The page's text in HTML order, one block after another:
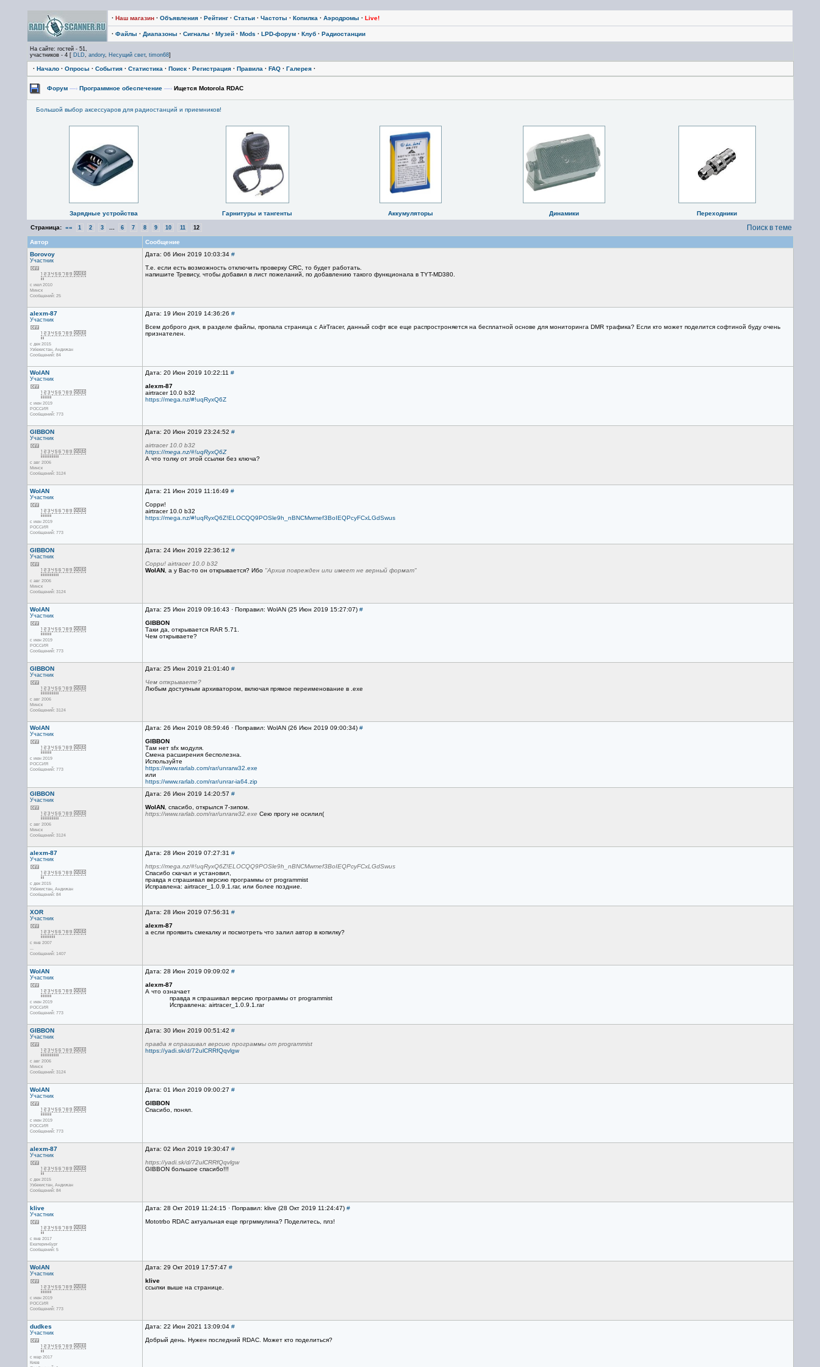
· Наш магазин· Объявления· Рейтинг· Статьи· Частоты · Копилка · Аэродромы · Live!
· Файлы · Диапазоны · Сигналы · Музей· Mods · LPD-форум· Клуб· Радиостанции
На сайте: гостей - 51,
участников - 4 [ DLD, andory, Несущий свет, timon68]
· Начало· Опросы · События· Статистика · Поиск· Регистрация· Правила · FAQ· Галерея·
Форум —› Программное обеспечение —›Ищется Motorola RDAC
Большой выбор аксессуаров для радиостанций и приемников!
Зарядные устройства Гарнитуры и тангенты Аккумуляторы Динамики Переходники
Страница: «« 1 2 3 6 7 8 9 10 11 12 Поиск в теме
Автор
Сообщение
Borovoy
Участник
с июл 2010
Минск
Сообщений: 25
Дата: 06 Июн 2019 10:03:34 #
Т.е. если есть возможность отключить проверку CRC, то будет работать.
напишите Тревису, чтобы добавил в лист пожеланий, по добавлению такого функционала в TYT-MD380.
alexm-87
Участник
с дек 2015
Узбекистан, Андижан
Сообщений: 84
Дата: 19 Июн 2019 14:36:26 #
Всем доброго дня, в разделе файлы, пропала страница с AirTracer, данный софт все еще распростроняется на бесплатной основе для мониторинга DMR трафика? Если кто может поделится софтиной буду очень
признателен.
WolAN
Участник
с июн 2019
РОССИЯ
Сообщений: 773
Дата: 20 Июн 2019 10:22:11 #
alexm-87
airtracer 10.0 b32
https://mega.nz/#!uqRyxQ6Z
GIBBON
Участник
с авг 2006
Минск
Сообщений: 3124
Дата: 20 Июн 2019 23:24:52 #
airtracer 10.0 b32
https://mega.nz/#!uqRyxQ6Z
А что толку от этой ссылки без ключа?
WolAN
Участник
с июн 2019
РОССИЯ
Сообщений: 773
Дата: 21 Июн 2019 11:16:49 #
Сорри!
airtracer 10.0 b32
https://mega.nz/#!uqRyxQ6Z!ELOCQQ9POSle9h_nBNCMwmef3BoIEQPcyFCxLGdSwus
GIBBON
Участник
с авг 2006
Минск
Сообщений: 3124
Дата: 24 Июн 2019 22:36:12 #
Сорри! airtracer 10.0 b32
WolAN, а у Вас-то он открывается? Ибо "Архив поврежден или имеет не верный формат"
WolAN
Участник
с июн 2019
РОССИЯ
Сообщений: 773
Дата: 25 Июн 2019 09:16:43 · Поправил: WolAN (25 Июн 2019 15:27:07) #
GIBBON
Таки да, открывается RAR 5.71.
Чем открываете?
GIBBON
Участник
с авг 2006
Минск
Сообщений: 3124
Дата: 25 Июн 2019 21:01:40 #
Чем открываете?
Любым доступным архиватором, включая прямое переименование в .exe
WolAN
Участник
с июн 2019
РОССИЯ
Сообщений: 773
Дата: 26 Июн 2019 08:59:46 · Поправил: WolAN (26 Июн 2019 09:00:34) #
GIBBON
Там нет sfx модуля.
Смена расширения бесполезна.
Используйте
https://www.rarlab.com/rar/unrarw32.exe
или
https://www.rarlab.com/rar/unrar-ia64.zip
GIBBON
Участник
с авг 2006
Минск
Сообщений: 3124
Дата: 26 Июн 2019 14:20:57 #
WolAN, спасибо, открылся 7-зипом.
https://www.rarlab.com/rar/unrarw32.exe Сею прогу не осилил(
alexm-87
Участник
с дек 2015
Узбекистан, Андижан
Сообщений: 84
Дата: 28 Июн 2019 07:27:31 #
https://mega.nz/#!uqRyxQ6Z!ELOCQQ9POSle9h_nBNCMwmef3BoIEQPcyFCxLGdSwus
Спасибо скачал и установил,
правда я спрашивал версию программы от programmist
Исправлена: airtracer_1.0.9.1.rar, или более поздние.
XOR
Участник
с янв 2007
...
Сообщений: 1407
Дата: 28 Июн 2019 07:56:31 #
alexm-87
а если проявить смекалку и посмотреть что залил автор в копилку?
WolAN
Участник
с июн 2019
РОССИЯ
Сообщений: 773
Дата: 28 Июн 2019 09:09:02 #
alexm-87
А что означает
правда я спрашивал версию программы от programmist
Исправлена: airtracer_1.0.9.1.rar
GIBBON
Участник
с авг 2006
Минск
Сообщений: 3124
Дата: 30 Июн 2019 00:51:42 #
правда я спрашивал версию программы от programmist
https://yadi.sk/d/72ulCRRfQqvlgw
WolAN
Участник
с июн 2019
РОССИЯ
Сообщений: 773
Дата: 01 Июл 2019 09:00:27 #
GIBBON
Спасибо, понял.
alexm-87
Участник
с дек 2015
Узбекистан, Андижан
Сообщений: 84
Дата: 02 Июл 2019 19:30:47 #
https://yadi.sk/d/72ulCRRfQqvlgw
GIBBON большое спасибо!!!
klive
Участник
с янв 2017
Екатеринбург
Сообщений: 5
Дата: 28 Окт 2019 11:24:15 · Поправил: klive (28 Окт 2019 11:24:47) #
Mototrbo RDAC актуальная еще пргрммулина? Поделитесь, плз!
WolAN
Участник
с июн 2019
РОССИЯ
Сообщений: 773
Дата: 29 Окт 2019 17:57:47 #
klive
ссылки выше на странице.
dudkes
Участник
с мар 2017
Киев
Дата: 22 Июн 2021 13:09:04 #
Добрый день. Нужен последний RDAC. Может кто поделиться?